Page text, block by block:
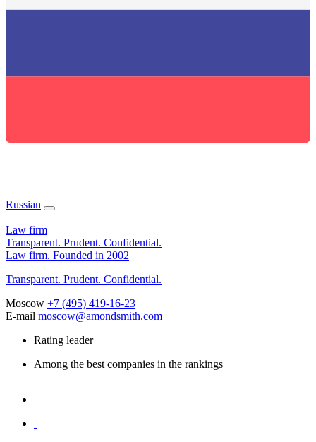
Russian
Law firm
Transparent. Prudent. Confidential.
Law firm. Founded in 2002
Transparent. Prudent. Confidential.
Moscow +7 (495) 419-16-23
E-mail moscow@amondsmith.com
Rating leader
Among the best companies in the rankings